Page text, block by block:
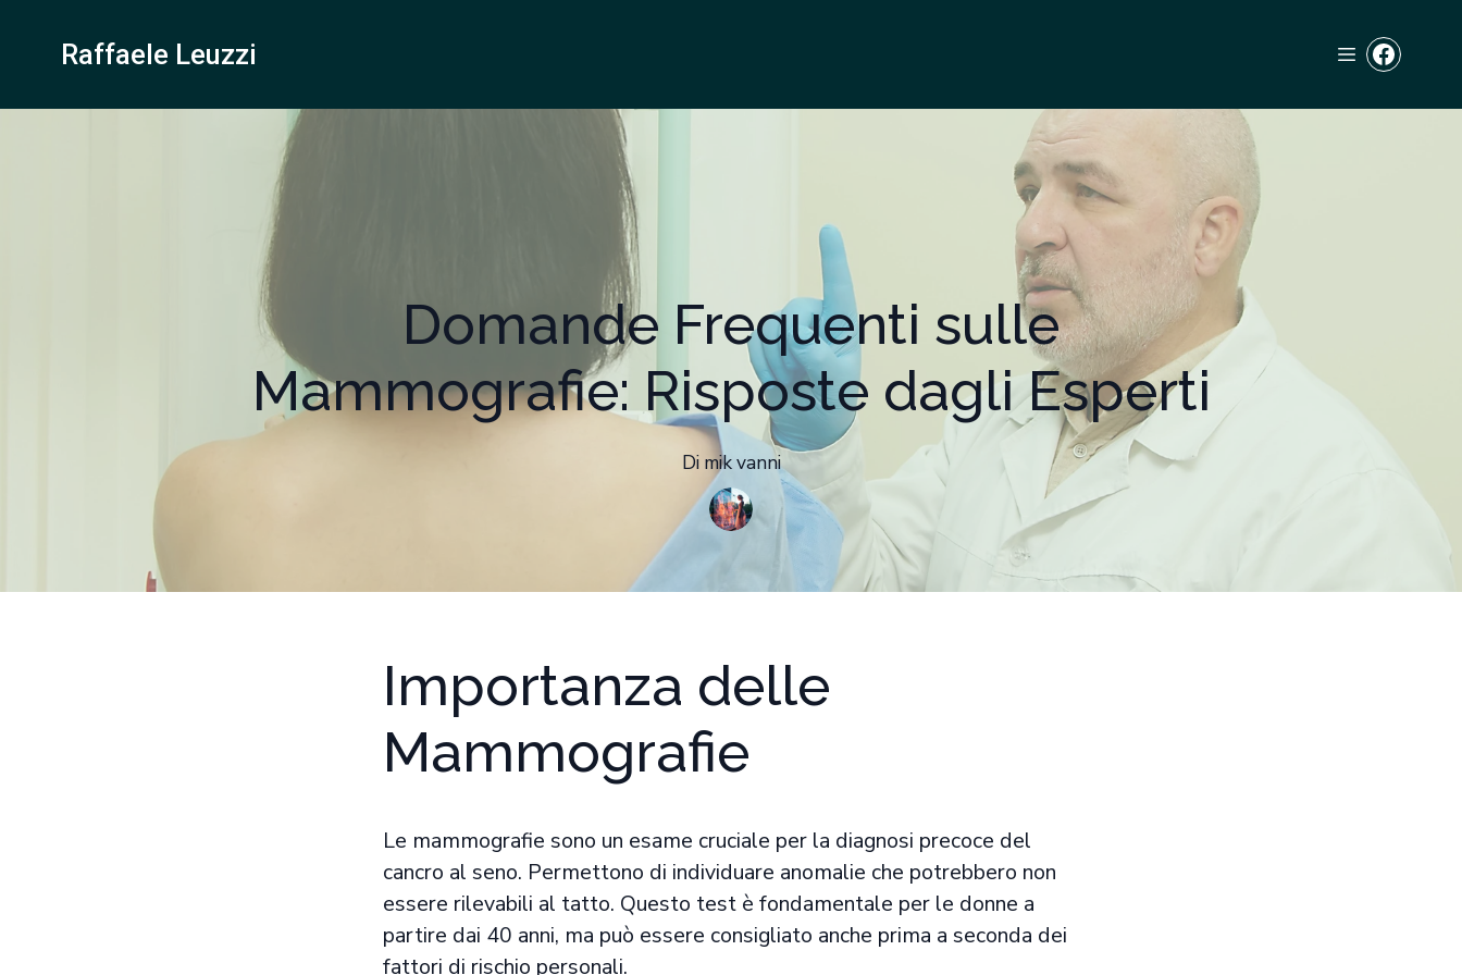
Raffaele Leuzzi
Domande Frequenti sulle
Mammografie: Risposte dagli Esperti
Di mikvanni
Importanza delle
Mammografie
Le mammografie sono un esame cruciale per la diagnosi precoce del
cancro al seno. Permettono di individuare anomalie che potrebbero non
essere rilevabili al tatto. Questo test è fondamentale per le donne a
partire dai 40 anni, ma può essere consigliato anche prima a seconda dei
fattori di rischio personali.